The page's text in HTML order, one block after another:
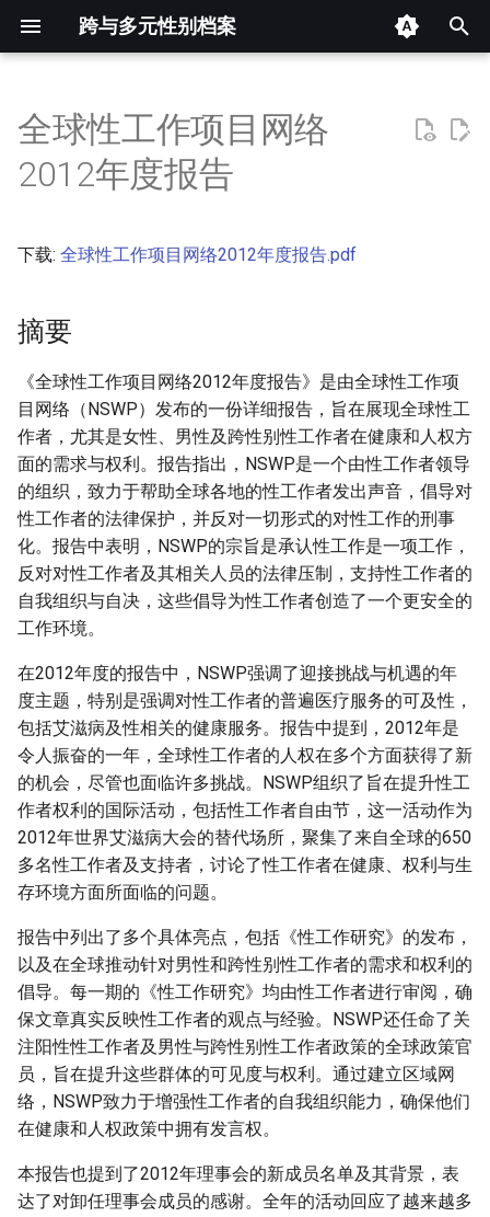
跨与多元性别档案
开
摘要
全球性工作项目网络
2012年度报告
下载: 全球性工作项目网络2012年度报告.pdf
摘要
《全球性工作项目网络2012年度报告》是由全球性工作项
目网络（NSWP）发布的一份详细报告，旨在展现全球性工
作者，尤其是女性、男性及跨性别性工作者在健康和人权方
面的需求与权利。报告指出，NSWP是一个由性工作者领导
的组织，致力于帮助全球各地的性工作者发出声音，倡导对
性工作者的法律保护，并反对一切形式的对性工作的刑事
化。报告中表明，NSWP的宗旨是承认性工作是一项工作，
反对对性工作者及其相关人员的法律压制，支持性工作者的
自我组织与自决，这些倡导为性工作者创造了一个更安全的
工作环境。
在2012年度的报告中，NSWP强调了迎接挑战与机遇的年
度主题，特别是强调对性工作者的普遍医疗服务的可及性，
包括艾滋病及性相关的健康服务。报告中提到，2012年是
令人振奋的一年，全球性工作者的人权在多个方面获得了新
的机会，尽管也面临许多挑战。NSWP组织了旨在提升性工
作者权利的国际活动，包括性工作者自由节，这一活动作为
2012年世界艾滋病大会的替代场所，聚集了来自全球的650
多名性工作者及支持者，讨论了性工作者在健康、权利与生
存环境方面所面临的问题。
报告中列出了多个具体亮点，包括《性工作研究》的发布，
以及在全球推动针对男性和跨性别性工作者的需求和权利的
倡导。每一期的《性工作研究》均由性工作者进行审阅，确
保文章真实反映性工作者的观点与经验。NSWP还任命了关
注阳性性工作者及男性与跨性别性工作者政策的全球政策官
员，旨在提升这些群体的可见度与权利。通过建立区域网
络，NSWP致力于增强性工作者的自我组织能力，确保他们
在健康和人权政策中拥有发言权。
本报告也提到了2012年理事会的新成员名单及其背景，表
达了对卸任理事会成员的感谢。全年的活动回应了越来越多